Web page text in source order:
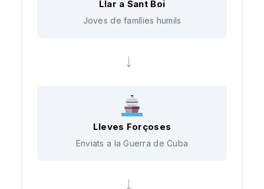
Llar a Sant Boi
Joves de famílies humils
→
Lleves Forçoses
Enviats a la Guerra de Cuba
→